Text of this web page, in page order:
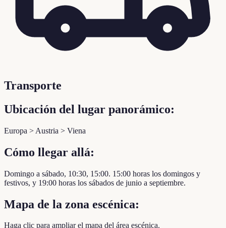
Transporte
Ubicación del lugar panorámico:
Europa > Austria > Viena
Cómo llegar allá:
Domingo a sábado, 10:30, 15:00. 15:00 horas los domingos y
festivos, y 19:00 horas los sábados de junio a septiembre.
Mapa de la zona escénica:
Haga clic para ampliar el mapa del área escénica.